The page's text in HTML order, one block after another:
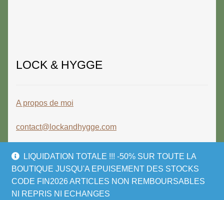
LIQUIDATION TOTALE !!! -50% SUR TOUTE LA
BOUTIQUE JUSQU'A EPUISEMENT DES STOCKS
CODE FIN2026 ARTICLES NON REMBOURSABLES
NI REPRIS NI ECHANGES
LOCK & HYGGE
A propos de moi
contact@lockandhygge.com
© LOCK & HYGGE 2026